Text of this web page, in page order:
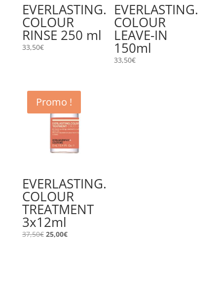
EVERLASTING.
COLOUR
RINSE 250 ml
33,50€
EVERLASTING.
COLOUR
LEAVE-IN
150ml
33,50€
Promo !
EVERLASTING.
COLOUR
TREATMENT
3x12ml
37,50€ Le
25,00€Le